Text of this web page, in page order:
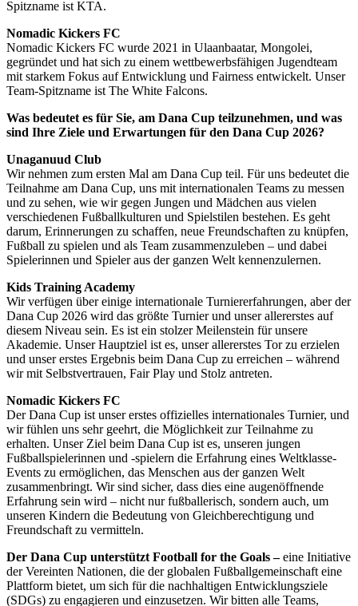
Spitzname ist KTA.
Nomadic Kickers FC
Nomadic Kickers FC wurde 2021 in Ulaanbaatar, Mongolei,
gegründet und hat sich zu einem wettbewerbsfähigen Jugendteam
mit starkem Fokus auf Entwicklung und Fairness entwickelt. Unser
Team-Spitzname ist The White Falcons.
Was bedeutet es für Sie, am Dana Cup teilzunehmen, und was
sind Ihre Ziele und Erwartungen für den Dana Cup 2026?
Unaganuud Club
Wir nehmen zum ersten Mal am Dana Cup teil. Für uns bedeutet die
Teilnahme am Dana Cup, uns mit internationalen Teams zu messen
und zu sehen, wie wir gegen Jungen und Mädchen aus vielen
verschiedenen Fußballkulturen und Spielstilen bestehen. Es geht
darum, Erinnerungen zu schaffen, neue Freundschaften zu knüpfen,
Fußball zu spielen und als Team zusammenzuleben – und dabei
Spielerinnen und Spieler aus der ganzen Welt kennenzulernen.
Kids Training Academy
Wir verfügen über einige internationale Turniererfahrungen, aber der
Dana Cup 2026 wird das größte Turnier und unser allererstes auf
diesem Niveau sein. Es ist ein stolzer Meilenstein für unsere
Akademie. Unser Hauptziel ist es, unser allererstes Tor zu erzielen
und unser erstes Ergebnis beim Dana Cup zu erreichen – während
wir mit Selbstvertrauen, Fair Play und Stolz antreten.
Nomadic Kickers FC
Der Dana Cup ist unser erstes offizielles internationales Turnier, und
wir fühlen uns sehr geehrt, die Möglichkeit zur Teilnahme zu
erhalten. Unser Ziel beim Dana Cup ist es, unseren jungen
Fußballspielerinnen und -spielern die Erfahrung eines Weltklasse-
Events zu ermöglichen, das Menschen aus der ganzen Welt
zusammenbringt. Wir sind sicher, dass dies eine augenöffnende
Erfahrung sein wird – nicht nur fußballerisch, sondern auch, um
unseren Kindern die Bedeutung von Gleichberechtigung und
Freundschaft zu vermitteln.
Der Dana Cup unterstützt Football for the Goals –eine Initiative
der Vereinten Nationen, die der globalen Fußballgemeinschaft eine
Plattform bietet, um sich für die nachhaltigen Entwicklungsziele
(SDGs) zu engagieren und einzusetzen. Wir bitten alle Teams,